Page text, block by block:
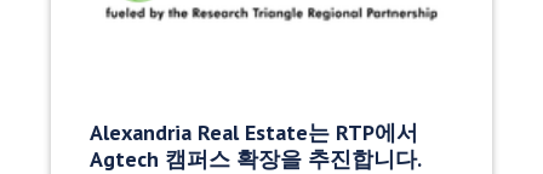
Alexandria Real Estate는 RTP에서
Agtech 캠퍼스 확장을 추진합니다.